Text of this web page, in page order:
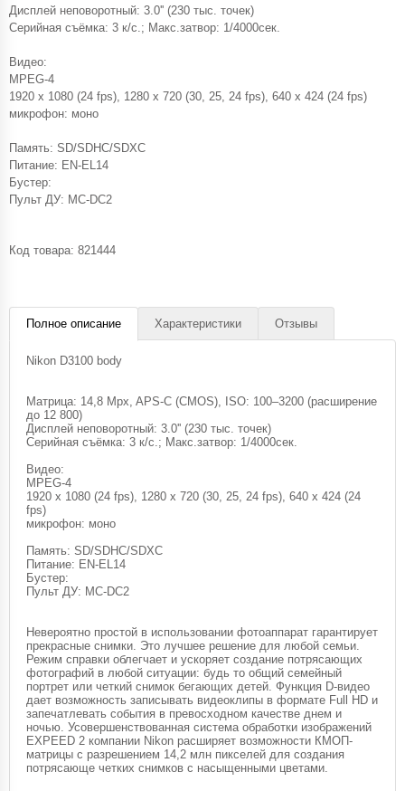
Дисплей неповоротный: 3.0'' (230 тыс. точек)
Серийная съёмка: 3 к/с.; Макс.затвор: 1/4000сек.
Видео:
MPEG-4
1920 x 1080 (24 fps), 1280 x 720 (30, 25, 24 fps), 640 x 424 (24 fps)
микрофон: моно
Память: SD/SDHC/SDXC
Питание: EN-EL14
Бустер:
Пульт ДУ: MC-DC2
Код товара: 821444
Полное описание Характеристики Отзывы
Nikon D3100 body
Матрица: 14,8 Mpx, APS-C (CMOS), ISO: 100–3200 (расширение
до 12 800)
Дисплей неповоротный: 3.0'' (230 тыс. точек)
Серийная съёмка: 3 к/с.; Макс.затвор: 1/4000сек.
Видео:
MPEG-4
1920 x 1080 (24 fps), 1280 x 720 (30, 25, 24 fps), 640 x 424 (24
fps)
микрофон: моно
Память: SD/SDHC/SDXC
Питание: EN-EL14
Бустер:
Пульт ДУ: MC-DC2
Невероятно простой в использовании фотоаппарат гарантирует
прекрасные снимки. Это лучшее решение для любой семьи.
Режим справки облегчает и ускоряет создание потрясающих
фотографий в любой ситуации: будь то общий семейный
портрет или четкий снимок бегающих детей. Функция D-видео
дает возможность записывать видеоклипы в формате Full HD и
запечатлевать события в превосходном качестве днем и
ночью. Усовершенствованная система обработки изображений
EXPEED 2 компании Nikon расширяет возможности КМОП-
матрицы с разрешением 14,2 млн пикселей для создания
потрясающе четких снимков с насыщенными цветами.